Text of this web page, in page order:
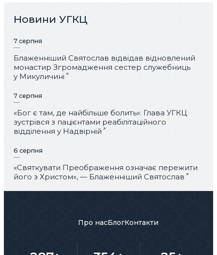
Новини УГКЦ
7 серпня
Блаженніший Святослав відвідав відновлений
монастир Згромадження сестер служебниць
у Микуличині
7 серпня
«Бог є там, де найбільше болить»: Глава УГКЦ
зустрівся з пацієнтами реабілітаційного
відділення у Надвірній
6 серпня
«Святкувати Преображення означає пережити
його з Христом», — Блаженніший Святослав
Про насБлогКонтакти